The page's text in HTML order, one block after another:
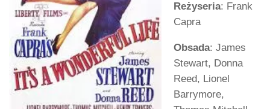
Reżyseria: Frank
Capra
Obsada: James
Stewart, Donna
Reed, Lionel
Barrymore,